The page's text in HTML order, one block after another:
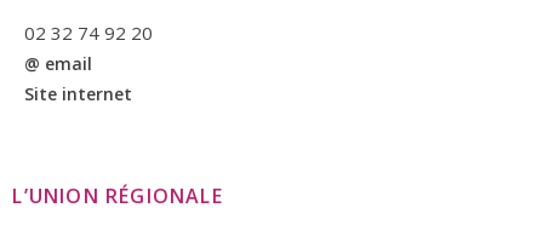
02 32 74 92 20
@ email
Site internet
L’UNION RÉGIONALE